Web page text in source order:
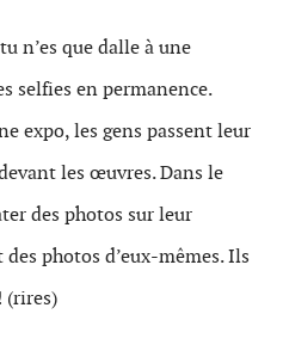
n’es que dalle à une
selfies en permanence.
expo, les gens passent leur
les œuvres. Dans le
des photos sur leur
photos d’eux-mêmes. Ils
(rires)